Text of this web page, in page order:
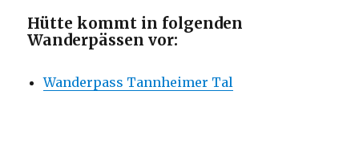
Hütte kommt in folgenden
Wanderpässen vor:
Wanderpass Tannheimer Tal